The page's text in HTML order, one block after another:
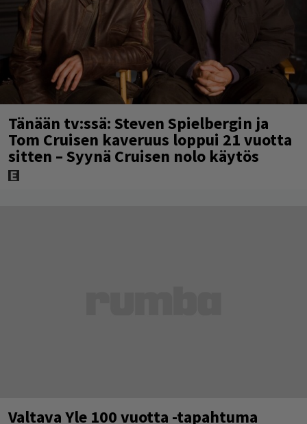
Tänään tv:ssä: Steven Spielbergin ja
Tom Cruisen kaveruus loppui 21 vuotta
sitten – Syynä Cruisen nolo käytös
Valtava Yle 100 vuotta -tapahtuma